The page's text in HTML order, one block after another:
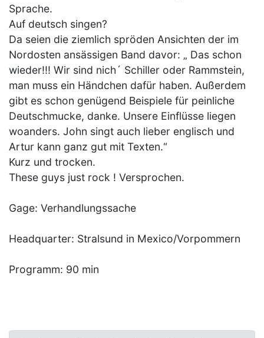
Sprache.
Auf deutsch singen?
Da seien die ziemlich spröden Ansichten der im
Nordosten ansässigen Band davor: „ Das schon
wieder!!! Wir sind nich´ Schiller oder Rammstein,
man muss ein Händchen dafür haben. Außerdem
gibt es schon genügend Beispiele für peinliche
Deutschmucke, danke. Unsere Einflüsse liegen
woanders. John singt auch lieber englisch und
Artur kann ganz gut mit Texten.“
Kurz und trocken.
These guys just rock ! Versprochen.
Gage: Verhandlungssache
Headquarter: Stralsund in Mexico/Vorpommern
Programm: 90 min